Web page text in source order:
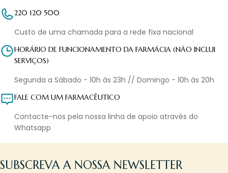
220 120 500
Custo de uma chamada para a rede fixa nacional
HORÁRIO DE FUNCIONAMENTO DA FARMÁCIA (NÃO INCLUI
SERVIÇOS)
Segunda a Sábado - 10h às 23h // Domingo - 10h às 20h
FALE COM UM FARMACÊUTICO
Contacte-nos pela nossa linha de apoio através do
Whatsapp
SUBSCREVA A NOSSA NEWSLETTER